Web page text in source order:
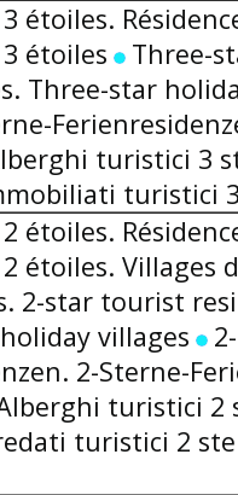
étoiles.
étoiles
Three-
Three-star
turistici 3
turistici
étoiles.
étoiles. Villages
2-star tourist
villages
2-Sterne-
turistici 2
turistici 2